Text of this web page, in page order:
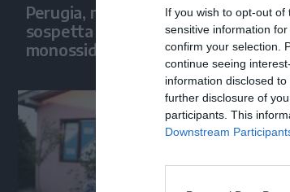
If you wish to opt-out
sensitive information
confirm your selection.
continue seeing
information disclosed
further disclosure of
participants. This
Downstream
Perugia, muore in albergo per
sospetta intossicazione da
monossido